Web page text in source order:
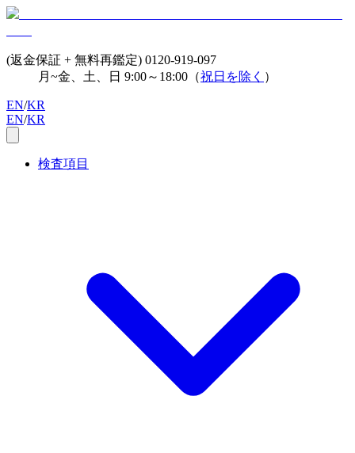
(返金保証 + 無料再鑑定) 0120-919-097
月~金、土、日 9:00～18:00（祝日を除く ）
EN/KR
EN/KR
検査項目